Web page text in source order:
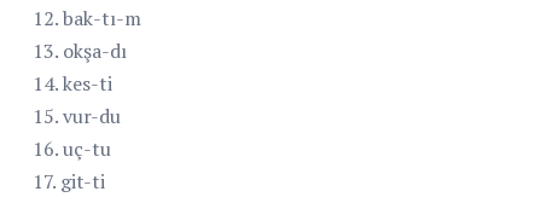
12. bak-tı-m
13. okşa-dı
14. kes-ti
15. vur-du
16. uç-tu
17. git-ti